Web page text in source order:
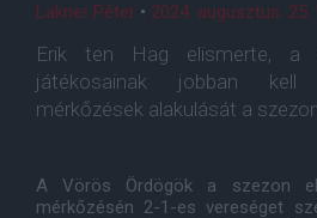
Lakner Péter • 2024. augusztus. 25.
Erik ten Hag elismerte, a
játékosainak jobban kell
mérkőzések alakulását a
A Vörös Ördögök a szezon
mérkőzésén 2-1-es vereséget